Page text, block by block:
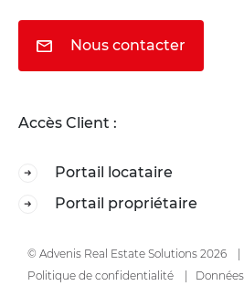
Nous contacter
Accès Client :
Portail locataire
Portail propriétaire
© Advenis Real Estate Solutions 2026
Politique de confidentialité